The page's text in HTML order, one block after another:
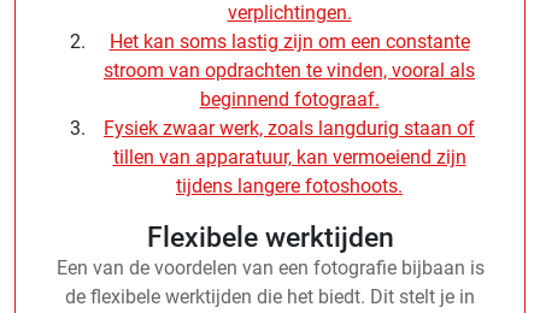
verplichtingen.
Het kan soms lastig zijn om een constante
stroom van opdrachten te vinden, vooral als
beginnend fotograaf.
Fysiek zwaar werk, zoals langdurig staan of
tillen van apparatuur, kan vermoeiend zijn
tijdens langere fotoshoots.
Flexibele werktijden
Een van de voordelen van een fotografie bijbaan is
de flexibele werktijden die het biedt. Dit stelt je in